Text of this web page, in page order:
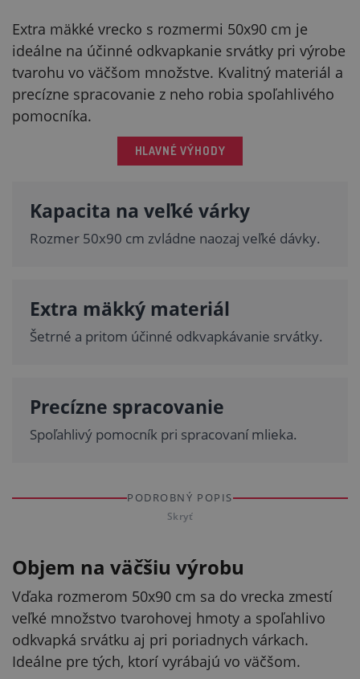
Extra mäkké vrecko s rozmermi 50x90 cm je
ideálne na účinné odkvapkanie srvátky pri výrobe
tvarohu vo väčšom množstve. Kvalitný materiál a
precízne spracovanie z neho robia spoľahlivého
pomocníka.
HLAVNÉ VÝHODY
Kapacita na veľké várky
Rozmer 50x90 cm zvládne naozaj veľké dávky.
Extra mäkký materiál
Šetrné a pritom účinné odkvapkávanie srvátky.
Precízne spracovanie
Spoľahlivý pomocník pri spracovaní mlieka.
PODROBNÝ POPIS
Skryť
Objem na väčšiu výrobu
Vďaka rozmerom 50x90 cm sa do vrecka zmestí
veľké množstvo tvarohovej hmoty a spoľahlivo
odkvapká srvátku aj pri poriadnych várkach.
Ideálne pre tých, ktorí vyrábajú vo väčšom.